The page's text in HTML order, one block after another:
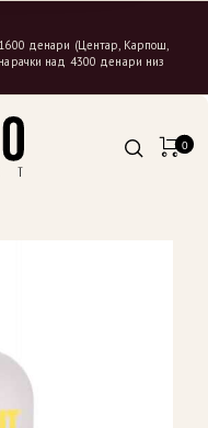
1600 денари (Центар, Карпош,
над 4300 денари низ
0